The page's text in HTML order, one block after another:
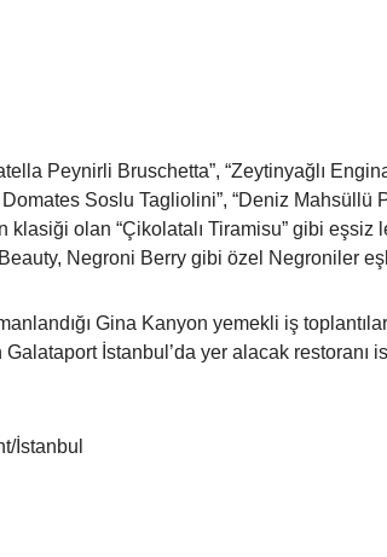
Peynirli Bruschetta”, “Zeytinyağlı
Soslu Tagliolini”, “Deniz Mahsüllü
klasiği olan “Çikolatalı Tiramisu” gibi eşsiz
Negroni Berry gibi özel Negroniler
Gina Kanyon yemekli iş
İstanbul’da yer alacak restoranı
İstanbul